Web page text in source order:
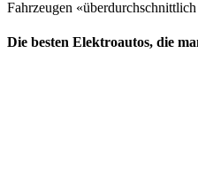
Fahrzeugen
Die besten Elektroautos, die